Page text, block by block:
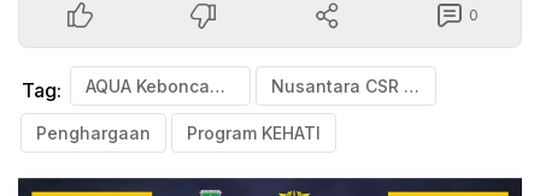
0
Tag: AQUA Keboncandi Nusantara CSR Award 2024
Penghargaan Program KEHATI